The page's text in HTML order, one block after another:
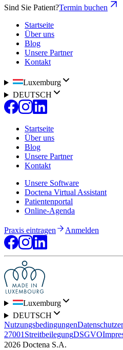
Sind Sie Patient?Termin buchen
Startseite
Über uns
Blog
Unsere Partner
Kontakt
Luxemburg
DEUTSCH
Startseite
Über uns
Blog
Unsere Partner
Kontakt
Unsere Software
Doctena Virtual Assistant
Patientenportal
Online-Agenda
Praxis eintragen Anmelden
Luxemburg
DEUTSCH
Nutzungsbedingungen
27001 StreitbeilegungDSGVO
2026 Doctena S.A.